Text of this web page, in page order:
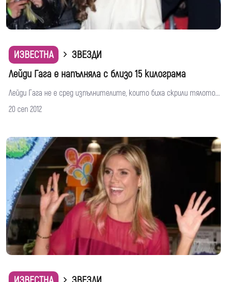
ИЗВЕСТНА
ЗВЕЗДИ
Лейди Гага е напълняла с близо 15 килограма
Лейди Гага не е сред изпълнителите, които биха скрили тялото...
20 сеп 2012